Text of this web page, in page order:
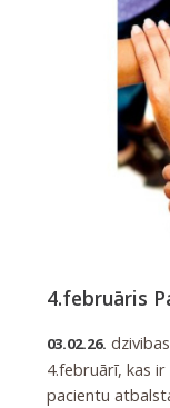
4.februāris
03.02.26.
4.februārī, kas
pacientu